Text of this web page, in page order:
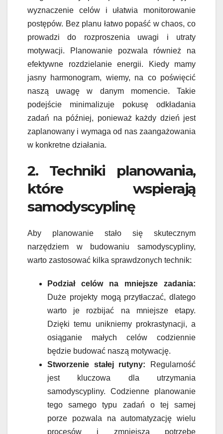
wyznaczenie celów i ułatwia monitorowanie
postępów. Bez planu łatwo popaść w chaos, co
prowadzi do rozproszenia uwagi i utraty
motywacji. Planowanie pozwala również na
efektywne rozdzielanie energii. Kiedy mamy
jasny harmonogram, wiemy, na co poświęcić
naszą uwagę w danym momencie. Takie
podejście minimalizuje pokusę odkładania
zadań na później, ponieważ każdy dzień jest
zaplanowany i wymaga od nas zaangażowania
w konkretne działania.
2. Techniki planowania,
które wspierają
samodyscyplinę
Aby planowanie stało się skutecznym
narzędziem w budowaniu samodyscypliny,
warto zastosować kilka sprawdzonych technik:
Podział celów na mniejsze zadania:
Duże projekty mogą przytłaczać, dlatego
warto je rozbijać na mniejsze etapy.
Dzięki temu unikniemy prokrastynacji, a
osiąganie małych celów codziennie
będzie budować naszą motywację.
Stworzenie stałej rutyny: Regularność
jest kluczowa dla utrzymania
samodyscypliny. Codzienne planowanie
tego samego typu zadań o tej samej
porze pozwala na automatyzację wielu
procesów i zmniejsza potrzebę